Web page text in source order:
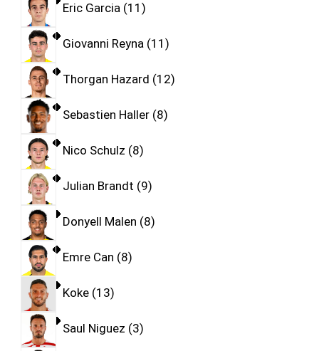
Eric Garcia 11
Giovanni Reyna 11
Thorgan Hazard 12
Sebastien Haller 8
Nico Schulz 8
Julian Brandt 9
Donyell Malen 8
Emre Can 8
Koke 13
Saul Niguez 3